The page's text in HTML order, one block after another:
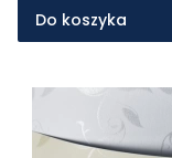
Do koszyka